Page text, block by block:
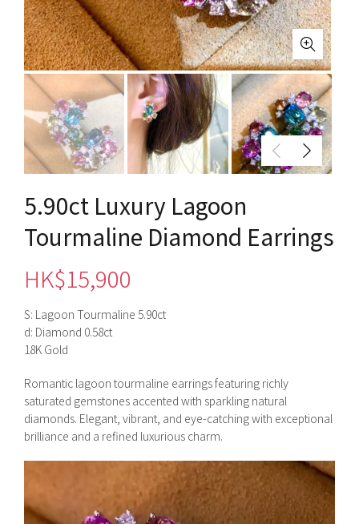
5.90ct Luxury Lagoon
Tourmaline Diamond Earrings
HK$15,900
S: Lagoon Tourmaline 5.90ct
d: Diamond 0.58ct
18K Gold
Romantic lagoon tourmaline earrings featuring richly
saturated gemstones accented with sparkling natural
diamonds. Elegant, vibrant, and eye-catching with exceptional
brilliance and a refined luxurious charm.
播